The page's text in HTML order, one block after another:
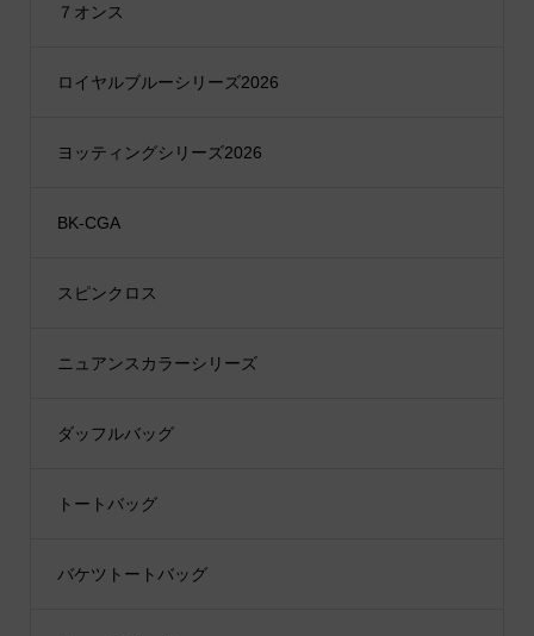
７オンス
ロイヤルブルーシリーズ2026
ヨッティングシリーズ2026
BK-CGA
スピンクロス
ニュアンスカラーシリーズ
ダッフルバッグ
トートバッグ
バケツトートバッグ